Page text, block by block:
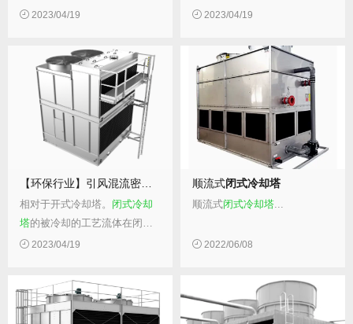
的管路中流动，避免了被冷却
的工艺流体污染，使整套系统
在运行、维护上更有优势。...
2023/04/19
的管路中流动，避免了被冷却
的工艺流体污染， 相对于开式
冷却塔。
闭式冷却塔的被冷却
的工艺流体在闭合的管路中流
动，避免了被冷却...
2023/04/19
闭式冷却塔
相对于开式冷却塔。 闭式冷却
塔的被冷却的工艺流体在闭合
的管路中流动，避免了被冷却
的工艺流体污染，使整套系统
在运行、维护上更有优势。 相
对于开式冷却塔。
闭式冷却塔
2023/04/19
顺流式闭式冷却塔
顺流式闭式冷却塔
2022/06/08